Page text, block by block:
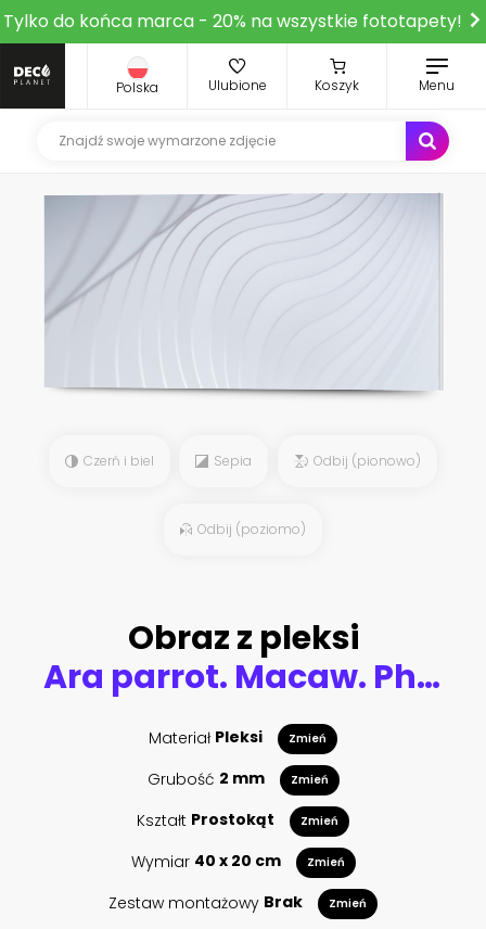
Tylko do końca marca - 20% na wszystkie fototapety!
Polska Ulubione Koszyk Menu
Czerń i biel Sepia Odbij (pionowo)
Odbij (poziomo)
Obraz z pleksi
Ara parrot. Macaw. Photo realistic 3d vector icon set
Materiał Pleksi Zmień
Grubość 2 mm Zmień
Kształt Prostokąt Zmień
Wymiar 40 x 20 cm Zmień
Zestaw montażowy Brak Zmień